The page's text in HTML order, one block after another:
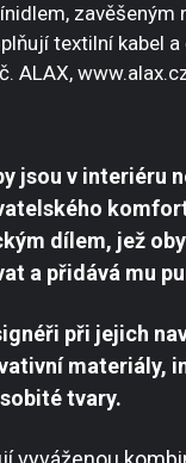
zavěšeným
textilní kabel a
ALAX,
jsou v interiéru
dílem, jež
a přidává mu
při jejich
materiály,
tvary.